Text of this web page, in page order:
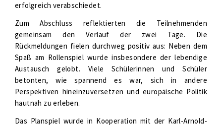
erfolgreich verabschiedet.
Zum Abschluss reflektierten die Teilnehmenden
gemeinsam den Verlauf der zwei Tage. Die
Rückmeldungen fielen durchweg positiv aus: Neben dem
Spaß am Rollenspiel wurde insbesondere der lebendige
Austausch gelobt. Viele Schülerinnen und Schüler
betonten, wie spannend es war, sich in andere
Perspektiven hineinzuversetzen und europäische Politik
hautnah zu erleben.
Das Planspiel wurde in Kooperation mit der Karl-Arnold-